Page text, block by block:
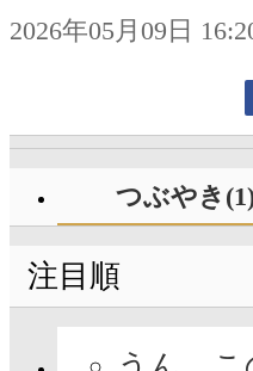
2026年05月09日
つぶやき
注目順